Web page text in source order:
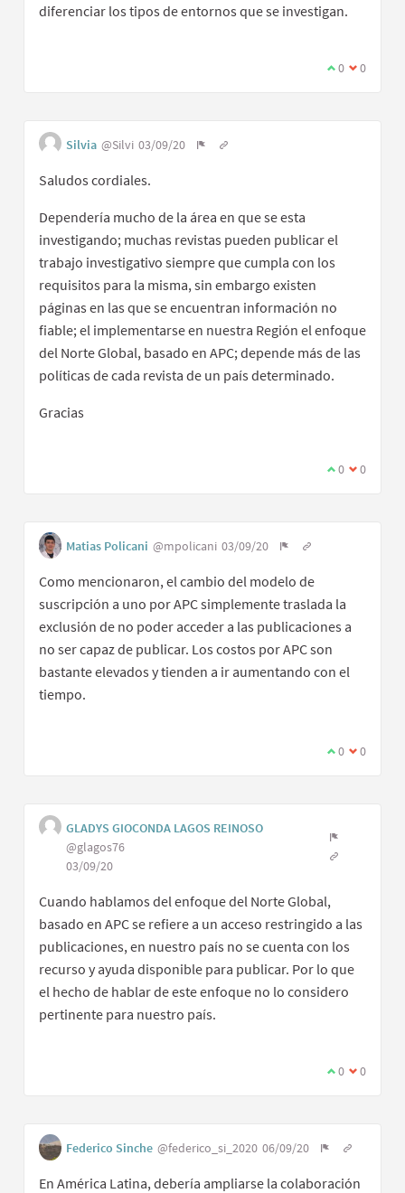
diferenciar los tipos de entornos que se investigan.
0 0
Silvia @Silvi 03/09/20
Saludos cordiales.
Dependería mucho de la área en que se esta
investigando; muchas revistas pueden publicar el
trabajo investigativo siempre que cumpla con los
requisitos para la misma, sin embargo existen
páginas en las que se encuentran información no
fiable; el implementarse en nuestra Región el enfoque
del Norte Global, basado en APC; depende más de las
políticas de cada revista de un país determinado.
Gracias
0 0
Matias Policani @mpolicani 03/09/20
Como mencionaron, el cambio del modelo de
suscripción a uno por APC simplemente traslada la
exclusión de no poder acceder a las publicaciones a
no ser capaz de publicar. Los costos por APC son
bastante elevados y tienden a ir aumentando con el
tiempo.
0 0
GLADYS GIOCONDA LAGOS REINOSO
@glagos76
03/09/20
Cuando hablamos del enfoque del Norte Global,
basado en APC se refiere a un acceso restringido a las
publicaciones, en nuestro país no se cuenta con los
recurso y ayuda disponible para publicar. Por lo que
el hecho de hablar de este enfoque no lo considero
pertinente para nuestro país.
0 0
Federico Sinche @federico_si_2020 06/09/20
En América Latina, debería ampliarse la colaboración